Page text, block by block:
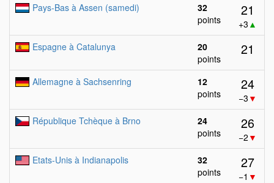
Pays-Bas à Assen (samedi)
32
points
21
+3 ▲
Espagne à Catalunya
20
points
21
Allemagne à Sachsenring
12
points
24
−3 ▼
République Tchèque à Brno
24
points
26
−2 ▼
Etats-Unis à Indianapolis
32
points
27
−1 ▼